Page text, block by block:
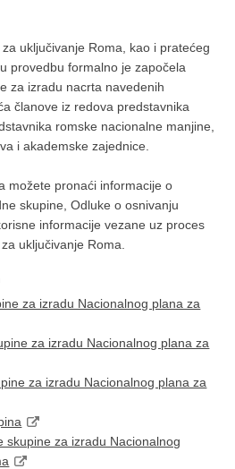
uključivanje Roma, kao i pratećeg
provedbu formalno je započela
za izradu nacrta navedenih
članove iz redova predstavnika
romske nacionalne manjine,
i akademske zajednice.
možete pronaći informacije o
skupine, Odluke o osnivanju
informacije vezane uz proces
uključivanje Roma.
za izradu Nacionalnog plana za
za izradu Nacionalnog plana za
za izradu Nacionalnog plana za
skupine za izradu Nacionalnog